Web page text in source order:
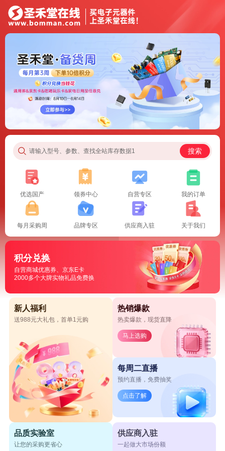
请输入型号、参数、查找全站库存数据1 搜索
优选国产 领券中心 自营专区 我的订单
每月采购周 品牌专区 供应商入驻 关于我们
积分兑换
自营商城优惠券、京东E卡
2000多个大牌实物礼品免费换
新人福利
送988元大礼包，首单1元购
热销爆款
热卖爆款，现货直降
马上选购
每周二直播
预约直播，免费抽奖
点击了解
品质实验室
让您的采购更省心
供应商入驻
一起做大市场份额